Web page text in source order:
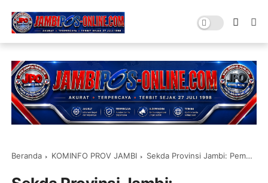
Beranda KOMINFO PROV JAMBI Sekda Provinsi Jambi: Pemerintah Provinsi Jambi Telah Salurkan Dana Bagi Hasil Rp 1,7 Triliun